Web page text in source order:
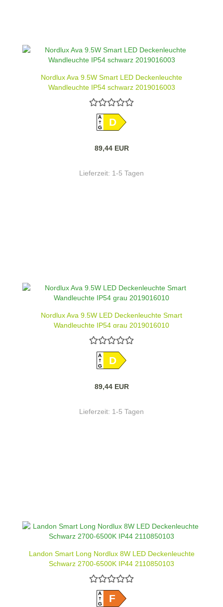
Nordlux Ava 9.5W Smart LED Deckenleuchte
Wandleuchte IP54 schwarz 2019016003
A
GD
89,44 EUR
Lieferzeit: 1-5 Tagen
Nordlux Ava 9.5W LED Deckenleuchte Smart
Wandleuchte IP54 grau 2019016010
A
GD
89,44 EUR
Lieferzeit: 1-5 Tagen
Landon Smart Long Nordlux 8W LED Deckenleuchte
Schwarz 2700-6500K IP44 2110850103
A
GF